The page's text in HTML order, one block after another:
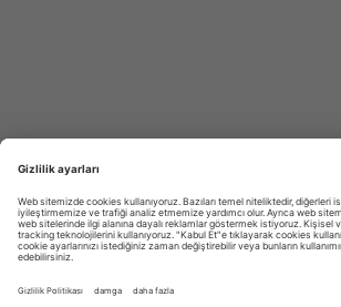
de
Tourismus
Nachrichten,
новости